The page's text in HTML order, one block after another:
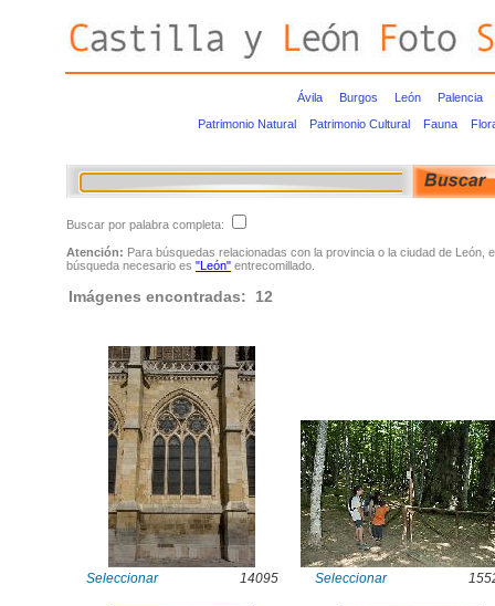
Ávila Burgos León
Palencia
Patrimonio Natural
Patrimonio Cultural Fauna
Buscar por palabra completa:
Atención: Para búsquedas relacionadas con la provincia o la ciudad de León,
búsqueda necesario es "León" entrecomillado.
Imágenes encontradas: 12
Seleccionar 14095 Seleccionar